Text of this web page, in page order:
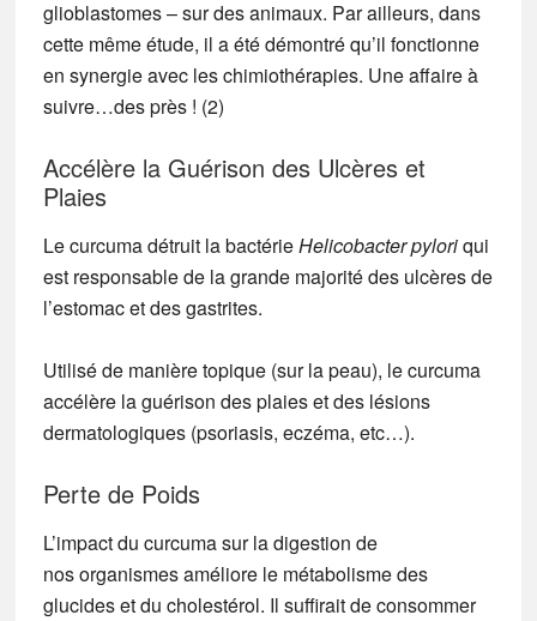
glioblastomes – sur des animaux. Par ailleurs, dans
cette même étude, il a été démontré qu’il fonctionne
en synergie avec les chimiothérapies. Une affaire à
suivre…des près ! (2)
Accélère la Guérison des Ulcères et
Plaies
Le curcuma détruit la bactérieHelicobacter pyloriqui
est responsable de la grande majorité des ulcères de
l’estomac et des gastrites.
Utilisé de manière topique (sur la peau), le curcuma
accélère la guérison des plaies et des lésions
dermatologiques (psoriasis, eczéma, etc…).
Perte de Poids
L’impact du curcuma sur la digestion de
nos organismes améliore le métabolisme des
glucides et du cholestérol. Il suffirait de consommer